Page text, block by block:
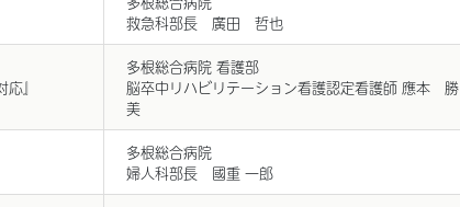
救急科部長 廣田 哲也
』
多根総合病院 看護部
脳卒中リハビリテーション看護認定看護師 應本 勝
美
多根総合病院
婦人科部長 國重 一郎